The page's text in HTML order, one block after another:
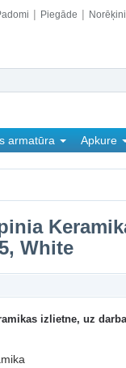
Piegāde Norēķini
armatūra Apkure
White
izlietne, uz